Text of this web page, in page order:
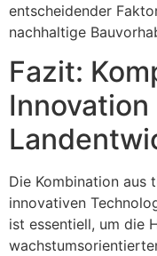
entscheidender
nachhaltige
Fazit:
Die Kombination aus
innovativen
ist essentiell, um die